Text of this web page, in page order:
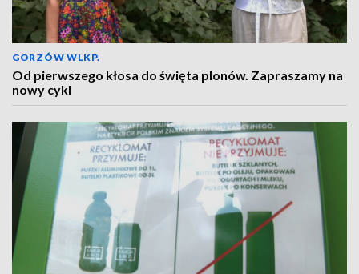
GORZÓW WLKP.
Od pierwszego kłosa do święta plonów. Zapraszamy na
nowy cykl